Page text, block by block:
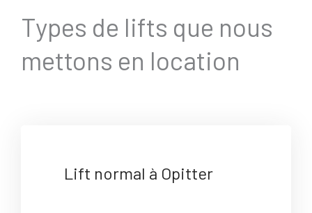
Types de lifts que nous
mettons en location
Lift normal à Opitter